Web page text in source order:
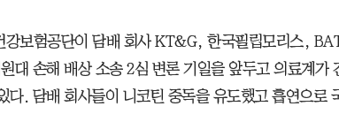
강보험공단이 담배 회사 KT&G, 한국필립모리스,
대 손해 배상 소송 2심 변론 기일을 앞두고 의료계가
다. 담배 회사들이 니코틴 중독을 유도했고 흡연으로